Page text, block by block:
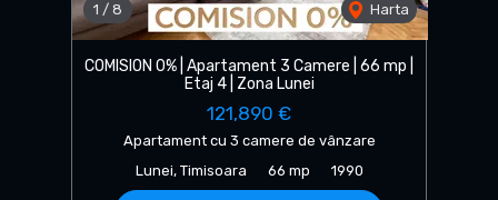
1 / 8 Harta
COMISION 0% | Apartament 3 Camere | 66 mp |
Etaj 4 | Zona Lunei
121,890 €
Apartament cu 3 camere de vânzare
Lunei, Timisoara
66 mp 1990